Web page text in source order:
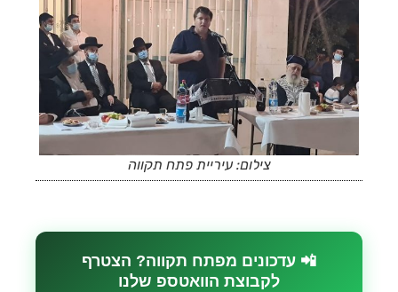
צילום: עיריית פתח תקווה
📲 עדכונים מפתח תקווה? הצטרף
לקבוצת הוואטספ שלנו